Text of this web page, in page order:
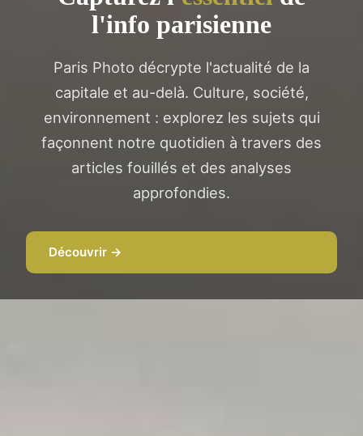
l'info parisienne
Paris Photo décrypte l'actualité de la
capitale et au-delà. Culture, société,
environnement : explorez les sujets qui
façonnent notre quotidien à travers des
articles fouillés et des analyses
approfondies.
Découvrir →